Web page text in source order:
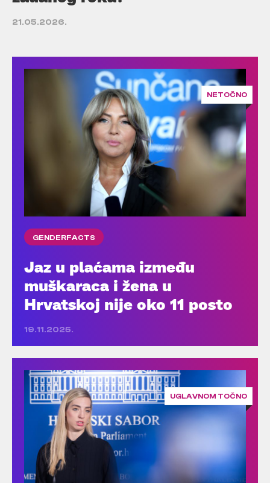
21.05.2026.
NETOČNO
GENDERFACTS
Jaz u plaćama između
muškaraca i žena u
Hrvatskoj nije oko 11 posto
19.11.2025.
UGLAVNOM TOČNO